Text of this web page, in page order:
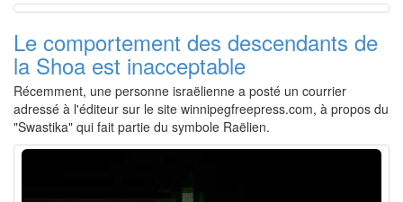
Le comportement des descendants de
la Shoa est inacceptable
Récemment, une personne israëlienne a posté un courrier
adressé à l'éditeur sur le site winnipegfreepress.com, à propos du
"Swastika" qui fait partie du symbole Raëlien.